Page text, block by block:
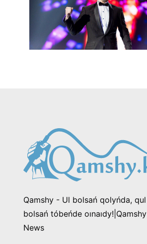
Qamshy - Ul bolsań qolyńda, qul
bolsań tóbeńde oınaıdy!|Qamshy
News